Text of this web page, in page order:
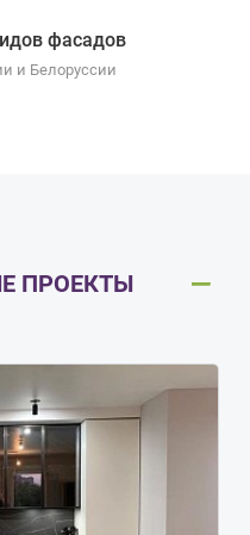
фасадов
и Белоруссии
ПРОЕКТЫ